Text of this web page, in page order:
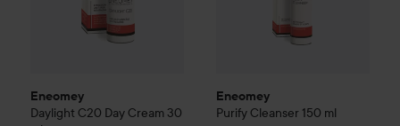
Eneomey
Daylight C20 Day Cream 30
Eneomey
Purify Cleanser 150 ml